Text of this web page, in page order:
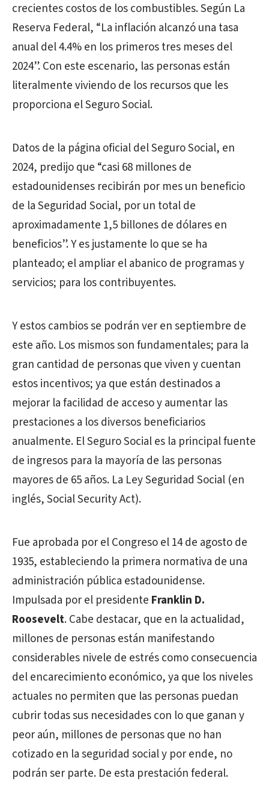
crecientes costos de los combustibles. Según La
Reserva Federal, “La inflación alcanzó una tasa
anual del 4.4% en los primeros tres meses del
2024”. Con este escenario, las personas están
literalmente viviendo de los recursos que les
proporciona el Seguro Social.
Datos de la página oficial del Seguro Social, en
2024, predijo que “casi 68 millones de
estadounidenses recibirán por mes un beneficio
de la Seguridad Social, por un total de
aproximadamente 1,5 billones de dólares en
beneficios”. Y es justamente lo que se ha
planteado; el ampliar el abanico de programas y
servicios; para los contribuyentes.
Y estos cambios se podrán ver en septiembre de
este año. Los mismos son fundamentales; para la
gran cantidad de personas que viven y cuentan
estos incentivos; ya que están destinados a
mejorar la facilidad de acceso y aumentar las
prestaciones a los diversos beneficiarios
anualmente. El Seguro Social es la principal fuente
de ingresos para la mayoría de las personas
mayores de 65 años. La Ley Seguridad Social (en
inglés, Social Security Act).
Fue aprobada por el Congreso el 14 de agosto de
1935, estableciendo la primera normativa de una
administración pública estadounidense.
Impulsada por el presidente Franklin D.
Roosevelt. Cabe destacar, que en la actualidad,
millones de personas están manifestando
considerables nivele de estrés como consecuencia
del encarecimiento económico, ya que los niveles
actuales no permiten que las personas puedan
cubrir todas sus necesidades con lo que ganan y
peor aún, millones de personas que no han
cotizado en la seguridad social y por ende, no
podrán ser parte. De esta prestación federal.